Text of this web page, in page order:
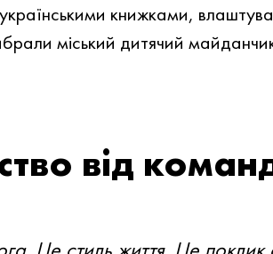
книжками,
міський дитячий
від